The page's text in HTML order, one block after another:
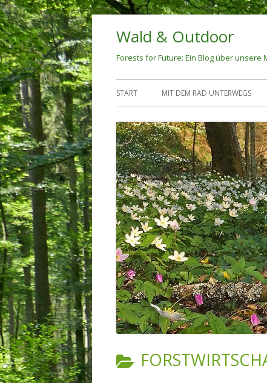
Springe
zum
Inhalt
Wald & Outdoor
Forests for Future: Ein Blog über unsere
Primäres
Menü
START MIT DEM RAD UNTERWEGS
KATEGORIE: